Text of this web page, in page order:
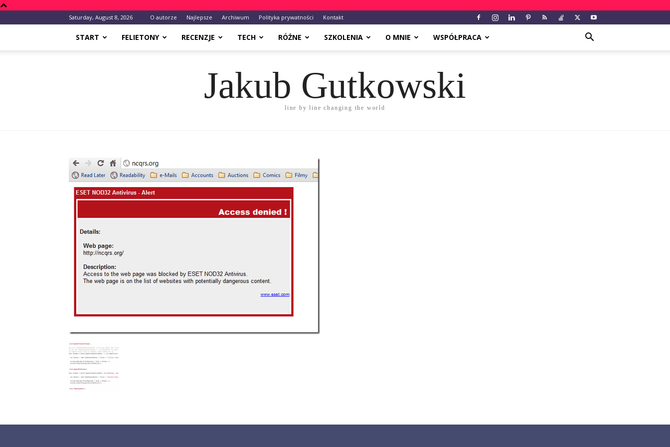
Saturday, August 8, 2026 O autorze Najlepsze Archiwum Polityka prywatności Kontakt
START FELIETONY RECENZJE TECH RÓŻNE SZKOLENIA O MNIE WSPÓŁPRACA
Jakub Gutkowski
line by line changing the world